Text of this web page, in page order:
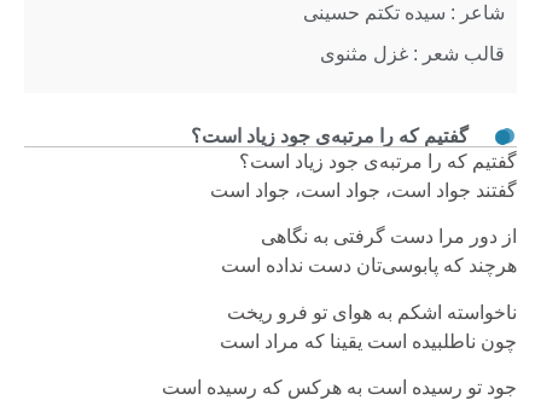
گفتیم که را مرتبه‌ی جود زیاد است؟
گفتیم که را مرتبه‌ی جود زیاد است؟
گفتند جواد است، جواد است، جواد است
از دور مرا دست گرفتی به نگاهی
هرچند که پابوسی‌تان دست نداده است
ناخواسته اشکم به هوای تو فرو ریخت
چون ناطلبیده است یقینا که مراد است
جود تو رسیده است به هرکس که رسیده است
شاعر : سیده تکتم حسینی
قالب شعر : غزل مثنوی